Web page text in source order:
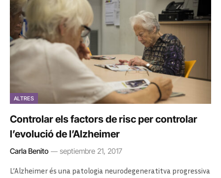
ALTRES
Controlar els factors de risc per controlar
l’evolució de l’Alzheimer
Carla Benito septiembre 21, 2017
L’Alzheimer és una patologia neurodegeneratitva progressiva